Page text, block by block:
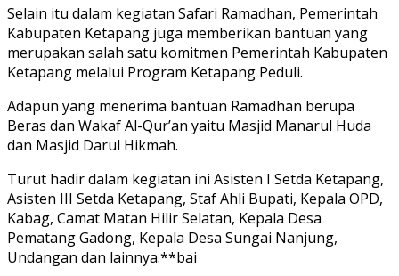
Selain itu dalam kegiatan Safari Ramadhan, Pemerintah
Kabupaten Ketapang juga memberikan bantuan yang
merupakan salah satu komitmen Pemerintah Kabupaten
Ketapang melalui Program Ketapang Peduli.
Adapun yang menerima bantuan Ramadhan berupa
Beras dan Wakaf Al-Qur’an yaitu Masjid Manarul Huda
dan Masjid Darul Hikmah.
Turut hadir dalam kegiatan ini Asisten I Setda Ketapang,
Asisten III Setda Ketapang, Staf Ahli Bupati, Kepala OPD,
Kabag, Camat Matan Hilir Selatan, Kepala Desa
Pematang Gadong, Kepala Desa Sungai Nanjung,
Undangan dan lainnya.**bai